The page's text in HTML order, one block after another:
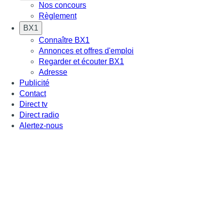
Nos concours
Règlement
BX1
Connaître BX1
Annonces et offres d'emploi
Regarder et écouter BX1
Adresse
Publicité
Contact
Direct tv
Direct radio
Alertez-nous